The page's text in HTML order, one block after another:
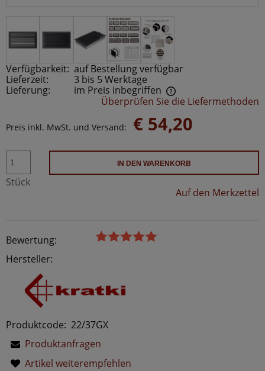
Verfügbarkeit: auf Bestellung verfügbar
Lieferzeit:
3 bis 5 Werktage
Lieferung:
im Preis inbegriffen
Der Preis beinhaltet keine möglichen Zahlungskosten
Überprüfen Sie die Liefermethoden
Preis inkl. MwSt. und Versand: € 54,20
Stück
IN DEN WARENKORB
Auf den Merkzettel
Bewertung:
Hersteller:
Produktcode: 22/37GX
Produktanfragen
Artikel weiterempfehlen